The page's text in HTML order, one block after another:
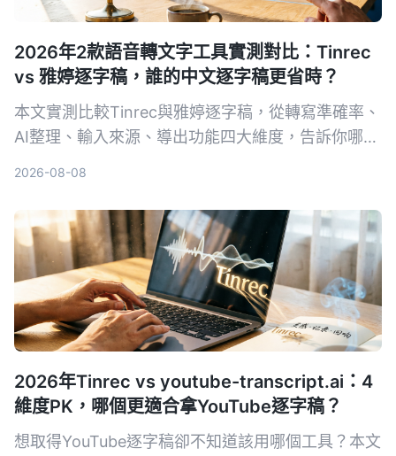
2026年2款語音轉文字工具實測對比：Tinrec
vs 雅婷逐字稿，誰的中文逐字稿更省時？
本文實測比較Tinrec與雅婷逐字稿，從轉寫準確率、
AI整理、輸入來源、導出功能四大維度，告訴你哪款
2026-08-08
2026年Tinrec vs youtube-transcript.ai：4
維度PK，哪個更適合拿YouTube逐字稿？
想取得YouTube逐字稿卻不知道該用哪個工具？本文